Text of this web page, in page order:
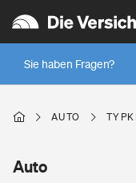
Sie haben Fragen?
Wer versichert was:
Regionalklassen: So
Wer versichert was:
AUTO
Auto